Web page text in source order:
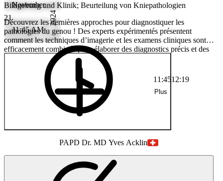
21
November
11:45 AM
2024
11:4512:19
Bildgebung und Klinik; Beurteilung von Kniepathologien
Découvrez les dernières approches pour diagnostiquer les
pathologies du genou ! Des experts expérimentés présentent
comment les techniques d’imagerie et les examens cliniques sont
efficacement combinés pour élaborer des diagnostics précis et des
stratégies de traitement optimales. Un événement pour tous ceux qui
sont intéressés par des solutions innovantes en matière de diagnostic
Plus
PAPD Dr. MD Yves Acklin